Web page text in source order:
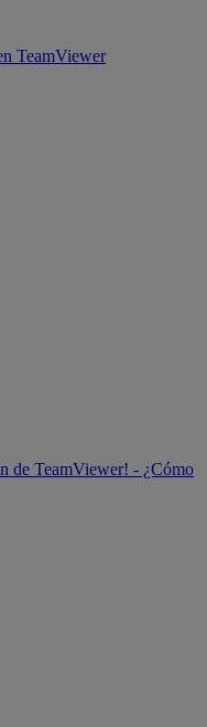
TeamViewer
de TeamViewer! - ¿Cómo